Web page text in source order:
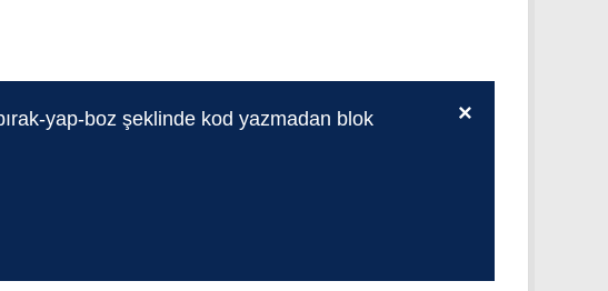
×
yap-boz şeklinde kod yazmadan blok